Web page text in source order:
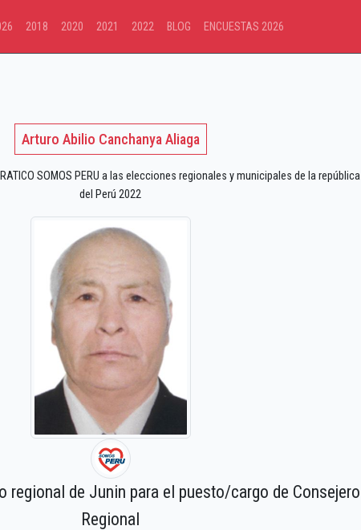
2018 2020 2021 2022 BLOG ENCUESTAS 2026
Arturo Abilio Canchanya Aliaga
SOMOS PERU a las elecciones regionales y municipales de la república
del Perú 2022
regional de Junin para el puesto/cargo de Consejero
Regional